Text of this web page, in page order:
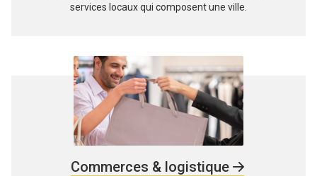
services locaux qui composent une ville.
Commerces & logistique